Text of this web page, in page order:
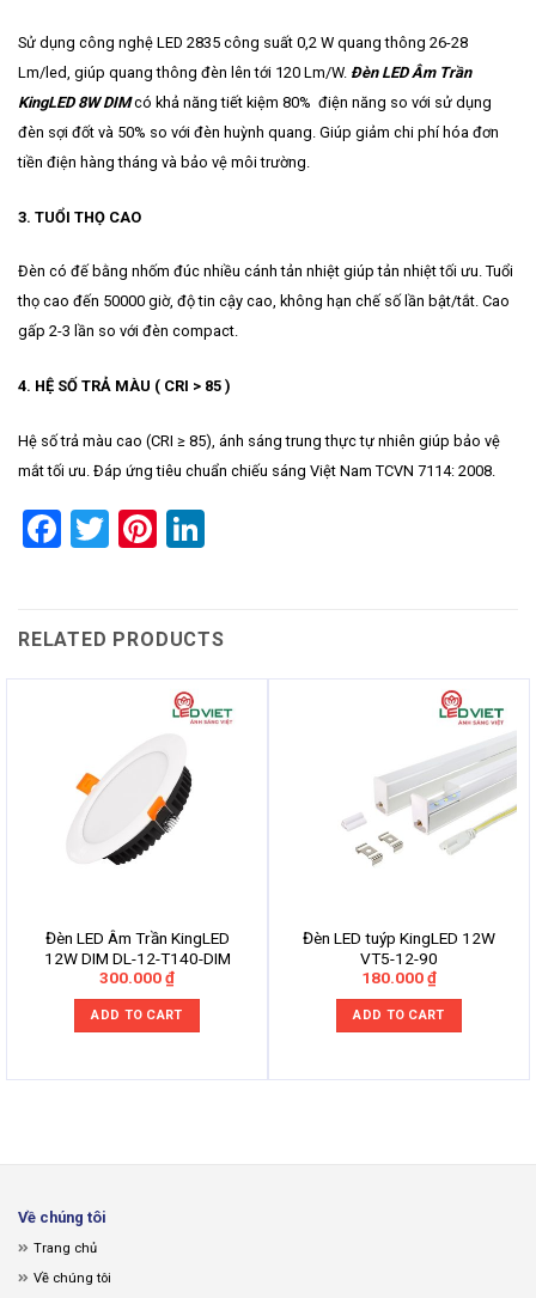
Sử dụng công nghệ LED 2835 công suất 0,2 W quang thông 26-28
Lm/led, giúp quang thông đèn lên tới 120 Lm/W. Đèn LED Âm Trần
KingLED 8W DIM có khả năng tiết kiệm 80% điện năng so với sử dụng
đèn sợi đốt và 50% so với đèn huỳnh quang. Giúp giảm chi phí hóa đơn
tiền điện hàng tháng và bảo vệ môi trường.
3. TUỔI THỌ CAO
Đèn có đế bằng nhốm đúc nhiều cánh tản nhiệt giúp tản nhiệt tối ưu. Tuổi
thọ cao đến 50000 giờ, độ tin cậy cao, không hạn chế số lần bật/tắt. Cao
gấp 2-3 lần so với đèn compact.
4. HỆ SỐ TRẢ MÀU ( CRI > 85 )
Hệ số trả màu cao (CRI ≥ 85), ánh sáng trung thực tự nhiên giúp bảo vệ
mắt tối ưu. Đáp ứng tiêu chuẩn chiếu sáng Việt Nam TCVN 7114: 2008.
Facebook
TwitterPinterest
RELATED PRODUCTS
Đèn LED Âm Trần KingLED
12W DIM DL-12-T140-DIM
300.000₫
ADD TO CART
Đèn LED tuýp KingLED 12W
VT5-12-90
180.000₫
ADD TO CART
Về chúng tôi
Trang chủ
Về chúng tôi